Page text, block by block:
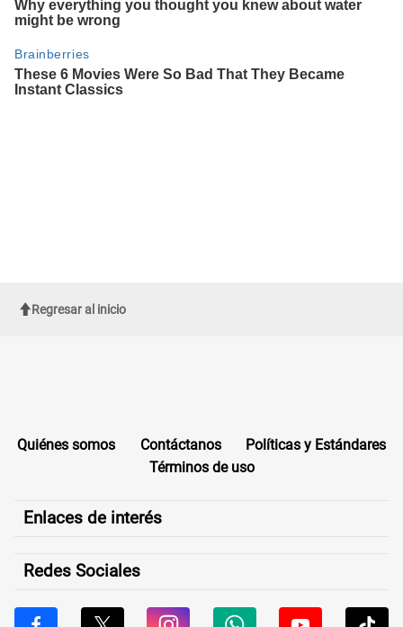
Regresar al inicio
Quiénes somos Contáctanos
Políticas y Estándares
Términos de uso
Enlaces de interés
Redes Sociales